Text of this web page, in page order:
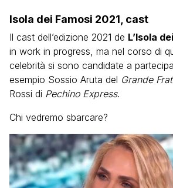
Isola dei Famosi 2021, cast
Il cast dell’edizione 2021 de L’Isola
in work in progress, ma nel corso di
celebrità si sono candidate a
esempio Sossio Aruta del Grande
Rossi di Pechino Express.
Chi vedremo sbarcare?